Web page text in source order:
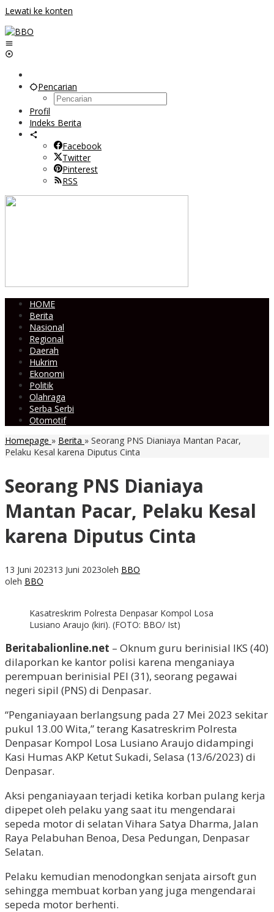
Lewati ke konten
Pencarian
Profil
Indeks Berita
Facebook
Twitter
Pinterest
RSS
HOME
Berita
Nasional
Regional
Daerah
Hukrim
Ekonomi
Politik
Olahraga
Serba Serbi
Otomotif
Homepage » Berita » Seorang PNS Dianiaya Mantan Pacar,
Pelaku Kesal karena Diputus Cinta
Seorang PNS Dianiaya
Mantan Pacar, Pelaku Kesal
karena Diputus Cinta
13 Juni 202313 Juni 2023oleh BBO
oleh BBO
Kasatreskrim Polresta Denpasar Kompol Losa
Lusiano Araujo (kiri). (FOTO: BBO/ Ist)
Beritabalionline.net – Oknum guru berinisial IKS (40)
dilaporkan ke kantor polisi karena menganiaya
perempuan berinisial PEI (31), seorang pegawai
negeri sipil (PNS) di Denpasar.
“Penganiayaan berlangsung pada 27 Mei 2023 sekitar
pukul 13.00 Wita,” terang Kasatreskrim Polresta
Denpasar Kompol Losa Lusiano Araujo didampingi
Kasi Humas AKP Ketut Sukadi, Selasa (13/6/2023) di
Denpasar.
Aksi penganiayaan terjadi ketika korban pulang kerja
dipepet oleh pelaku yang saat itu mengendarai
sepeda motor di selatan Vihara Satya Dharma, Jalan
Raya Pelabuhan Benoa, Desa Pedungan, Denpasar
Selatan.
Pelaku kemudian menodongkan senjata airsoft gun
sehingga membuat korban yang juga mengendarai
sepeda motor berhenti.